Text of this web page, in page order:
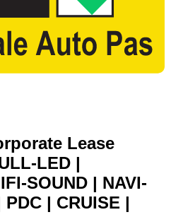
Lease
LED |
SOUND | NAVI-
| CRUISE |